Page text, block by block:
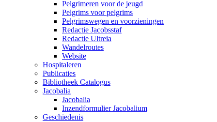
Pelgrimeren voor de jeugd
Pelgrims voor pelgrims
Pelgrimswegen en voorzieningen
Redactie Jacobsstaf
Redactie Ultreia
Wandelroutes
Website
Hospitaleren
Publicaties
Bibliotheek Catalogus
Jacobalia
Jacobalia
Inzendformulier Jacobalium
Geschiedenis